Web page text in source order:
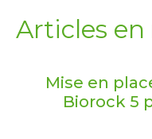
Articles
Mise en
Biorock 5